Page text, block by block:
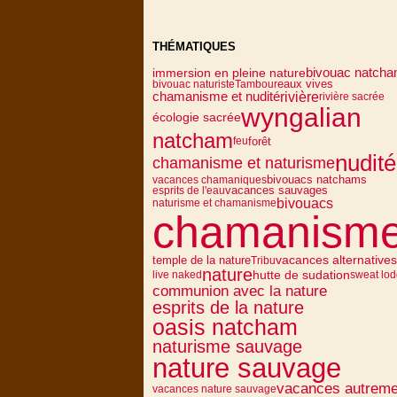
THÉMATIQUES
immersion en pleine naturebivouac
bivouac naturisteTamboureaux vives
chamanisme et nuditérivièrerivière sacrée
écologie sacréewyngalian
natchamfeuforêt
chamanisme et naturismenudité
vacances chamaniquesbivouacs natchams
esprits de l'eauvacances sauvages
naturisme et chamanismebivouacs
temple de la natureTribuvacances alternatives
live naked naturehutte de sudationsweat
communion avec la nature
esprits de la nature
oasis natcham
naturisme sauvage
nature sauvage
vacances nature sauvagevacances